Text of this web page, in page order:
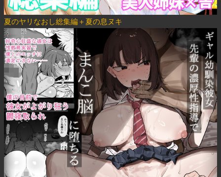
夏のヤリなおし総集編＋夏の息ヌキ